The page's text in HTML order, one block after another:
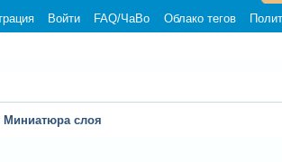
Войти FAQ/ЧаВо Облако тегов
Миниатюра слоя